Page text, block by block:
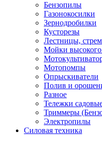
Бензопилы
Газонокосилки
Зернодробилки
Кусторезы
Лестницы,
Мойки высокого
Мотопомпы
Опрыскиватели
Полив и
Разное
Тележки
Триммеры
Электропилы
Силовая техника